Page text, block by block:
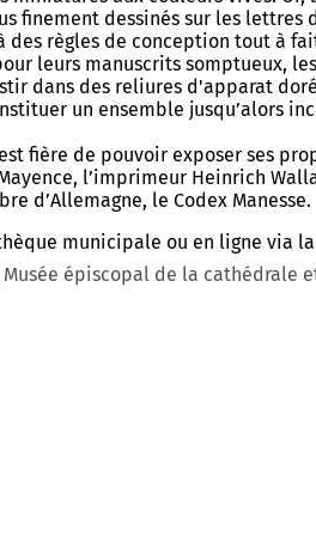
finement dessinés sur les
règles de conception tout à
leurs manuscrits somptueux,
dans des reliures d'apparat
un ensemble jusqu’alors
de pouvoir exposer ses
l’imprimeur Heinrich
d’Allemagne, le Codex Manesse.
municipale ou en ligne via
épiscopal de la cathédrale